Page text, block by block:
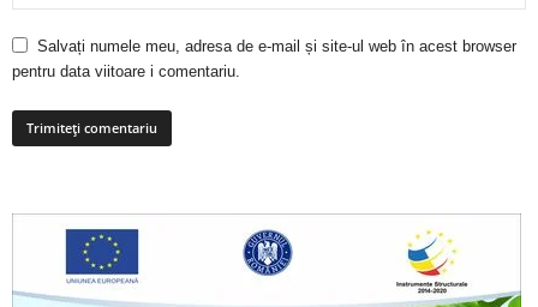
Salvați numele meu, adresa de e-mail și site-ul web în acest browser
pentru data viitoare i comentariu.